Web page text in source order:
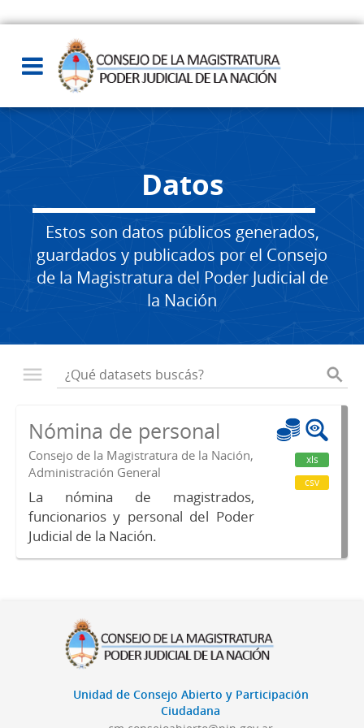
Datos
Estos son datos públicos generados,
guardados y publicados por el Consejo
de la Magistratura del Poder Judicial de
la Nación
Nómina de personal
Consejo de la Magistratura de la Nación,
Administración General
La nómina de magistrados,
funcionarios y personal del Poder
Judicial de la Nación.
xls
csv
Unidad de Consejo Abierto y Participación
Ciudadana